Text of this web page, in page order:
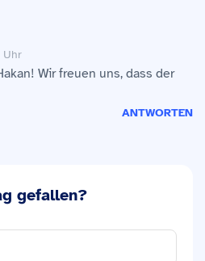
Uhr
Wir freuen uns, dass der
ANTWORTEN
gefallen?